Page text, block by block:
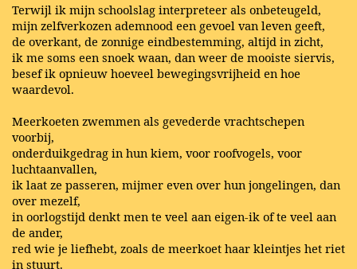
Terwijl ik mijn schoolslag interpreteer als onbeteugeld,
mijn zelfverkozen ademnood een gevoel van leven geeft,
de overkant, de zonnige eindbestemming, altijd in zicht,
­­ik me soms een snoek waan, dan weer de mooiste siervis,
besef ik opnieuw hoeveel bewegingsvrijheid en hoe
waardevol.
Meerkoeten zwemmen als gevederde vrachtschepen
voorbij,
onderduikgedrag in hun kiem, voor roofvogels, voor
luchtaanvallen,
ik laat ze passeren, mijmer even over hun jongelingen, dan
over mezelf,
in oorlogstijd denkt men te veel aan eigen-ik of te veel aan
de ander,
red wie je liefhebt, zoals de meerkoet haar kleintjes het riet
in stuurt.